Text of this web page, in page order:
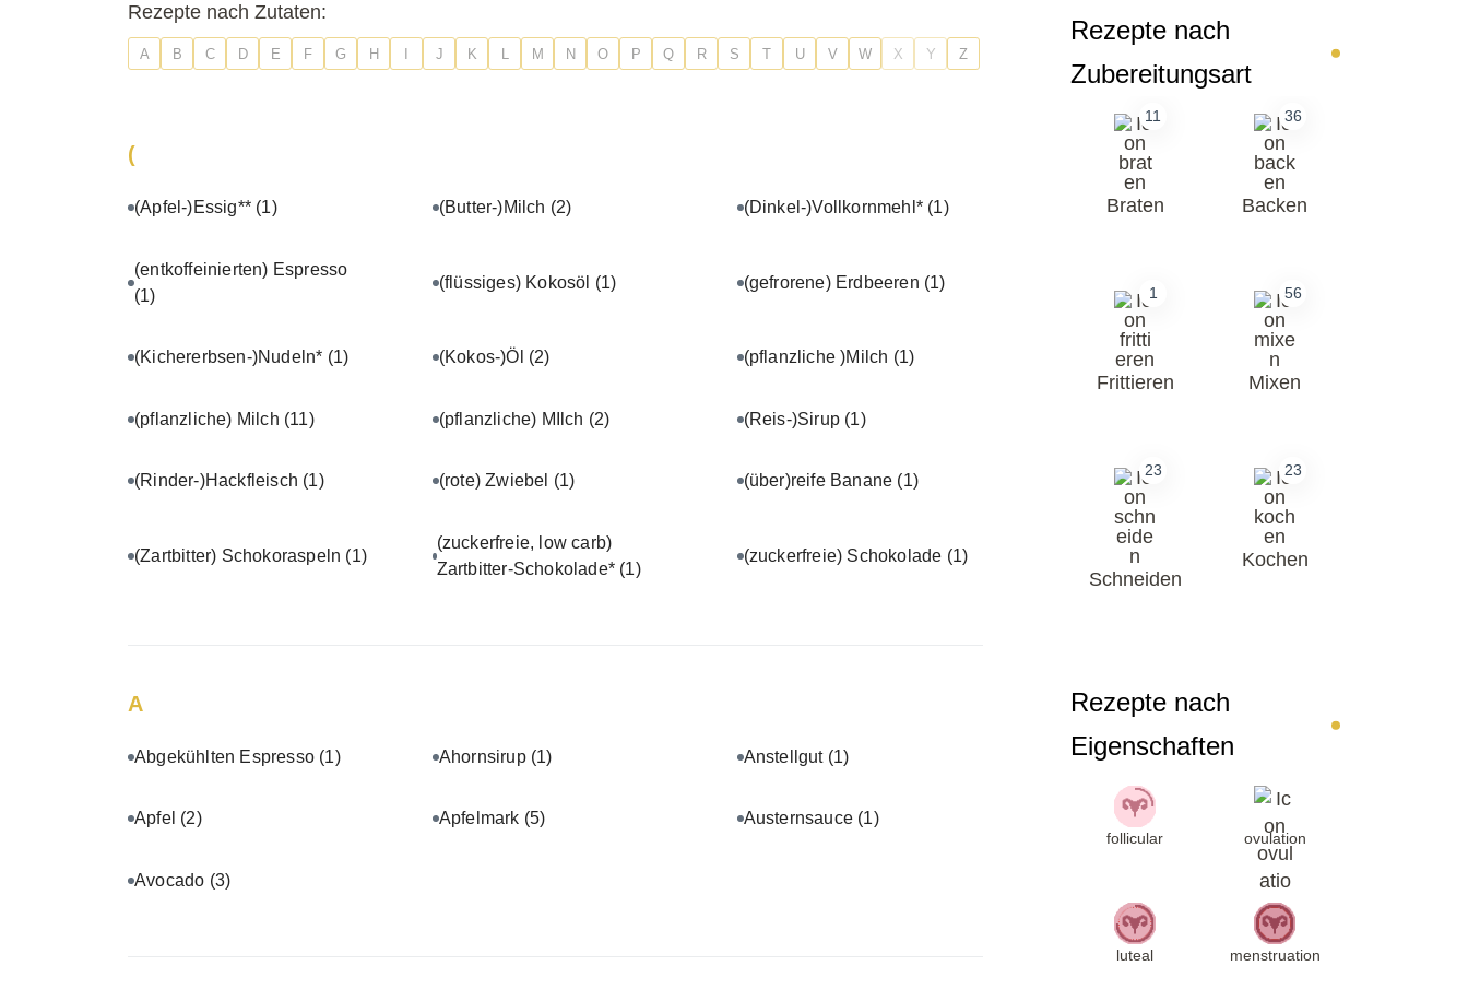
Rezepte nach Zutaten:
A B C D E F G H I J K L M N O P Q R S T U V W X Y Z
(
(Apfel-)Essig** (1) (Butter-)Milch (2) (Dinkel-)Vollkornmehl* (1)
(entkoffeinierten) Espresso
(1)
(flüssiges) Kokosöl (1) (gefrorene) Erdbeeren (1)
(Kichererbsen-)Nudeln* (1) (Kokos-)Öl (2) (pflanzliche )Milch (1)
(pflanzliche) Milch (11) (pflanzliche) MIlch (2) (Reis-)Sirup (1)
(Rinder-)Hackfleisch (1) (rote) Zwiebel (1) (über)reife Banane (1)
(Zartbitter) Schokoraspeln (1)
(zuckerfreie, low carb)
Zartbitter-Schokolade* (1)
(zuckerfreie) Schokolade (1)
A
Abgekühlten Espresso (1) Ahornsirup (1) Anstellgut (1)
Apfel (2) Apfelmark (5) Austernsauce (1)
Avocado (3)
Rezepte nach
Zubereitungsart
11
Braten
36
Backen
1
Frittieren
56
Mixen
23
Schneiden
23
Kochen
Rezepte nach
Eigenschaften
follicular ovulation
luteal menstruation